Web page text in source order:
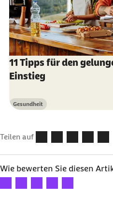
11 Tipps für den
Einstieg
Kategorie
Gesundheit
Teilen auf
Wie bewerten Sie diesen
Ihre Bewertung: 1 Stern
Ihre Bewertung: 2 Sterne
Ihre Bewertung: 3 Sterne
Ihre Bewertung: 4
Ihre